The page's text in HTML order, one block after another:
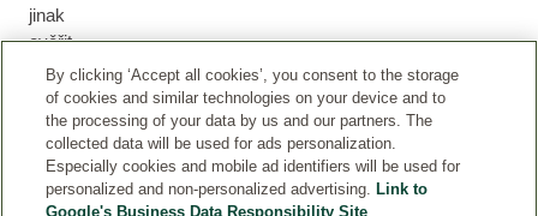
jinak
ověřit,
že
produkt
obdržel,
například
účastí
By clicking ‘Accept all cookies’, you consent to the storage
of cookies and similar technologies on your device and to
the processing of your data by us and our partners. The
collected data will be used for ads personalization.
Especially cookies and mobile ad identifiers will be used for
personalized and non-personalized advertising. Link to
Google's Business Data Responsibility Site